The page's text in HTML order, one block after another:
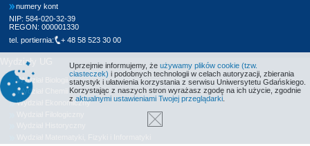
numery kont
NIP: 584-020-32-39
REGON: 000001330
tel. portiernia:
+ 48 58 523 30 00
Wydziały UG
Wydział Biologii
Wydział Chemii
Wydział Ekonomiczny
Uprzejmie informujemy, że używamy plików cookie (tzw.
ciasteczek) i podobnych technologii w celach autoryzacji, zbierania
statystyk i ułatwienia korzystania z serwisu Uniwersytetu Gdańskiego.
Korzystając z naszych stron wyrażasz zgodę na ich użycie, zgodnie
z aktualnymi ustawieniami Twojej przeglądarki